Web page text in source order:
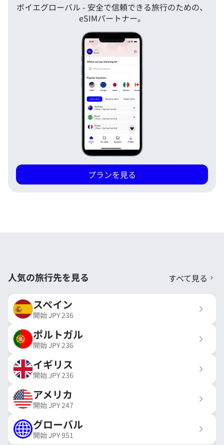
ボイエグローバル - 安全で信頼できる旅行のための、
eSIMパートナー。
プランを見る
人気の旅行先を見る すべて見る
スペイン
開始JPY236
ポルトガル
開始JPY236
イギリス
開始JPY236
アメリカ
開始JPY247
グローバル
開始JPY951